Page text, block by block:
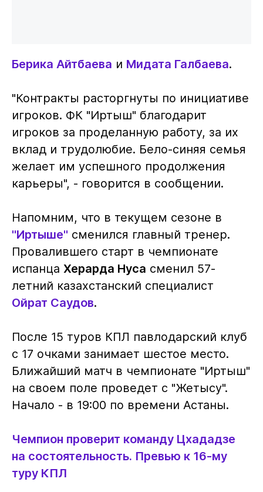
Берика Айтбаева и Мидата Галбаева.
"Контракты расторгнуты по инициативе
игроков. ФК "Иртыш" благодарит
игроков за проделанную работу, за их
вклад и трудолюбие. Бело-синяя семья
желает им успешного продолжения
карьеры", - говорится в сообщении.
Напомним, что в текущем сезоне в
"Иртыше" сменился главный тренер.
Провалившего старт в чемпионате
испанца Херарда Нуса сменил 57-
летний казахстанский специалист
Ойрат Саудов.
После 15 туров КПЛ павлодарский клуб
с 17 очками занимает шестое место.
Ближайший матч в чемпионате "Иртыш"
на своем поле проведет с "Жетысу".
Начало - в 19:00 по времени Астаны.
Чемпион проверит команду Цхададзе
на состоятельность. Превью к 16-му
туру КПЛ